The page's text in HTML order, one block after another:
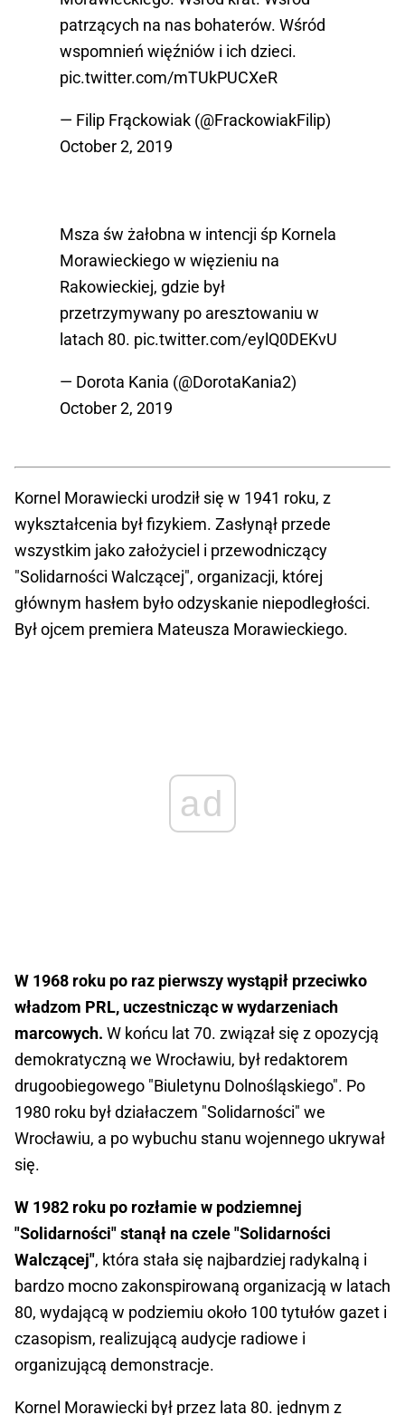
patrzących na nas bohaterów. Wśród
wspomnień więźniów i ich dzieci.
pic.twitter.com/mTUkPUCXeR
— Filip Frąckowiak (@FrackowiakFilip)
October 2, 2019
Msza św żałobna w intencji śp Kornela
Morawieckiego w więzieniu na
Rakowieckiej, gdzie był
przetrzymywany po aresztowaniu w
latach 80. pic.twitter.com/eylQ0DEKvU
— Dorota Kania (@DorotaKania2)
October 2, 2019
Kornel Morawiecki urodził się w 1941 roku, z
wykształcenia był fizykiem. Zasłynął przede
wszystkim jako założyciel i przewodniczący
"Solidarności Walczącej", organizacji, której
głównym hasłem było odzyskanie niepodległości.
Był ojcem premiera Mateusza Morawieckiego.
ad
W 1968 roku po raz pierwszy wystąpił przeciwko
władzom PRL, uczestnicząc w wydarzeniach
marcowych. W końcu lat 70. związał się z opozycją
demokratyczną we Wrocławiu, był redaktorem
drugoobiegowego "Biuletynu Dolnośląskiego". Po
1980 roku był działaczem "Solidarności" we
Wrocławiu, a po wybuchu stanu wojennego ukrywał
się.
W 1982 roku po rozłamie w podziemnej
"Solidarności" stanął na czele "Solidarności
Walczącej", która stała się najbardziej radykalną i
bardzo mocno zakonspirowaną organizacją w latach
80, wydającą w podziemiu około 100 tytułów gazet i
czasopism, realizującą audycje radiowe i
organizującą demonstracje.
Kornel Morawiecki był przez lata 80. jednym z